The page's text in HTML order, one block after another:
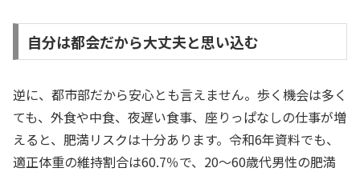
自分は都会だから大丈夫と思い込む
逆に、都市部だから安心とも言えません。歩く機会は多く
ても、外食や中食、夜遅い食事、座りっぱなしの仕事が増
えると、肥満リスクは十分あります。令和6年資料でも、
適正体重の維持割合は60.7％で、20〜60歳代男性の肥満